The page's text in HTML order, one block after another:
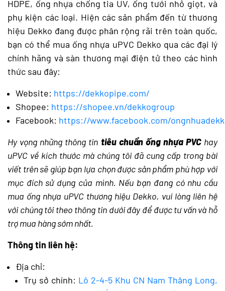
HDPE, ống nhựa chống tia UV, ống tưới nhỏ giọt, và
phụ kiện các loại. Hiện các sản phẩm đến từ thương
hiệu Dekko đang được phân rộng rãi trên toàn quốc,
bạn có thể mua ống nhựa uPVC Dekko qua các đại lý
chính hãng và sàn thương mại điện tử theo các hình
thức sau đây:
Website: https://dekkopipe.com/
Shopee: https://shopee.vn/dekkogroup
Facebook: https://www.facebook.com/
Hy vọng những thông tin tiêu chuẩn ống nhựa PVC hay
uPVC về kích thước mà chúng tôi đã cung cấp trong bài
viết trên sẽ giúp bạn lựa chọn được sản phẩm phù hợp với
mục đích sử dụng của mình. Nếu bạn đang có nhu cầu
mua ống nhựa uPVC thương hiệu Dekko, vui lòng liên hệ
với chúng tôi theo thông tin dưới đây để được tư vấn và hỗ
trợ mua hàng sớm nhất.
Thông tin liên hệ:
Địa chỉ:
Trụ sở chính: Lô 2-4-5 Khu CN Nam Thăng Long,